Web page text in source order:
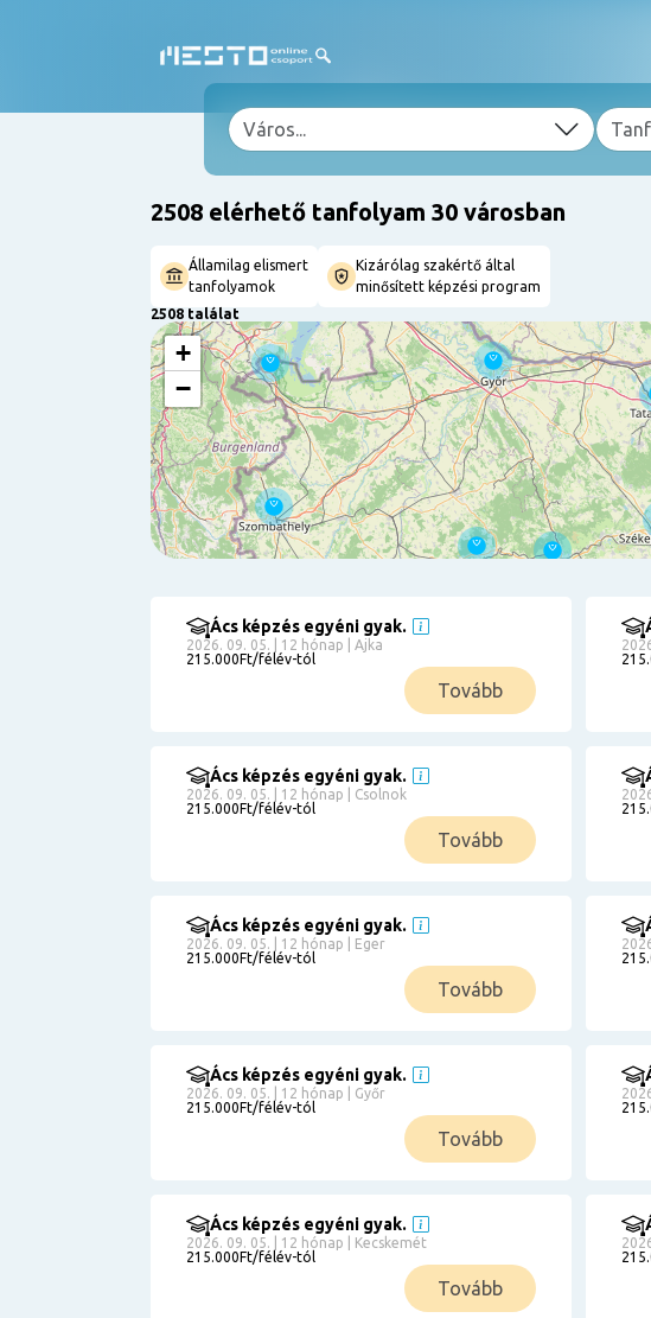
2508 elérhető tanfolyam 30 városban
Államilag elismert
tanfolyamok
Kizárólag szakértő által
minősített képzési program
2508 találat
+
−
Szűrés
Érettségi
Részletfizetéssel
Ács képzés egyéni gyak.
2026. 09. 05. | 12 hónap | Ajka
215.000Ft/félév-tól
Tovább
Ács képzés egyéni gyak.
2026. 09. 05. | 12 hónap | Csolnok
215.000Ft/félév-tól
Tovább
Ács képzés egyéni gyak.
2026. 09. 05. | 12 hónap | Eger
215.000Ft/félév-tól
Tovább
Ács képzés egyéni gyak.
2026. 09. 05. | 12 hónap | Győr
215.000Ft/félév-tól
Tovább
Ács képzés egyéni gyak.
2026. 09. 05. | 12 hónap | Kecskemét
215.000Ft/félév-tól
Tovább